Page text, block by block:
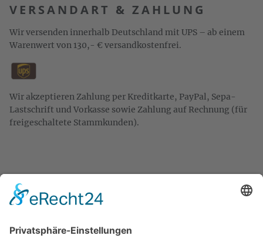
VERSANDART & ZAHLUNG
Wir versenden innerhalb Deutschland mit UPS – ab einem
Warenwert von 130,- € versandkostenfrei.
Wir akzeptieren Zahlung per Kreditkarte, PayPal, Sepa-
Lastschrift und Vorkasse sowie Zahlung auf Rechnung (für
freigeschaltete Stammkunden).
KONTAKT
Spezialitäten aus Österreich